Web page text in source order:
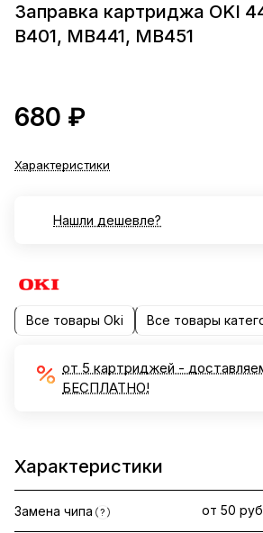
Заправка картриджа OKI
B401, MB441, MB451
680 ₽
Характеристики
Нашли дешевле?
Все товары Oki Все товары
от 5 картриджей -
БЕСПЛАТНО!
Характеристики
Замена чипа ? от 50